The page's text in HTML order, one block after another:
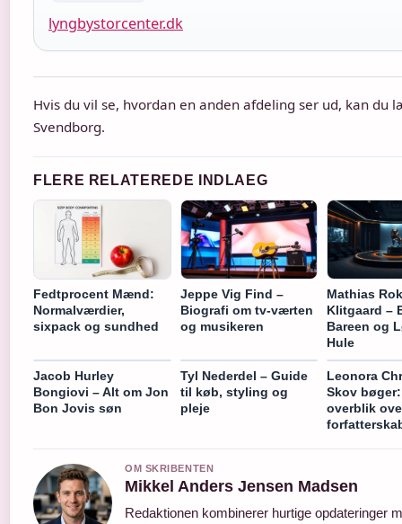
lyngbystorcenter.dk
Hvis du vil se, hvordan en anden afdeling ser ud, kan du
Svendborg.
FLERE RELATEREDE INDLAEG
Fedtprocent Mænd:
Normalværdier,
sixpack og sundhed
Jeppe Vig Find –
Biografi om tv-værten
og musikeren
Mathias
Klitgaard –
Bareen og
Hule
Jacob Hurley
Bongiovi – Alt om Jon
Bon Jovis søn
Tyl Nederdel – Guide
til køb, styling og
pleje
Leonora
Skov
overblik
OM SKRIBENTEN
Mikkel Anders Jensen Madsen
Redaktionen kombinerer hurtige opdateringer